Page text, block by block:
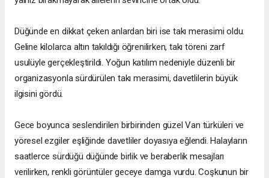
Düğünde en dikkat çeken anlardan biri ise takı merasimi oldu.
Geline kilolarca altın takıldığı öğrenilirken, takı töreni zarf
usulüyle gerçekleştirildi. Yoğun katılım nedeniyle düzenli bir
organizasyonla sürdürülen takı merasimi, davetlilerin büyük
ilgisini gördü.
Gece boyunca seslendirilen birbirinden güzel Van türküleri ve
yöresel ezgiler eşliğinde davetliler doyasıya eğlendi. Halayların
saatlerce sürdüğü düğünde birlik ve beraberlik mesajları
verilirken, renkli görüntüler geceye damga vurdu. Coşkunun bir